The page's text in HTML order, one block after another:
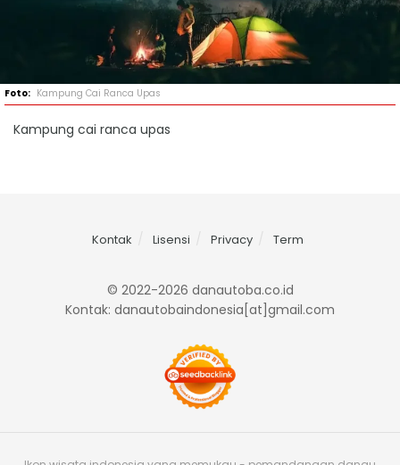
Kampung Cai Ranca Upas
Kampung cai ranca upas
Kontak Lisensi Privacy Term
© 2022-2026 danautoba.co.id
Kontak: danautobaindonesia[at]gmail.com